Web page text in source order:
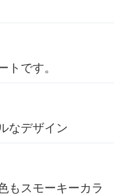
トです。
なデザイン
もスモーキーカラ